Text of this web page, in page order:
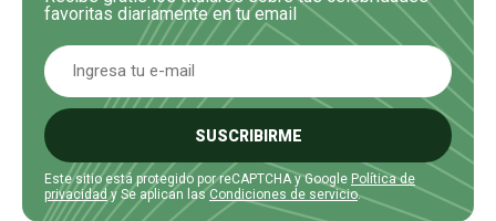
favoritas diariamente en tu email
SUSCRIBIRME
Este sitio está protegido por reCAPTCHA y Google Política de
privacidad y Se aplican lasCondiciones de servicio.